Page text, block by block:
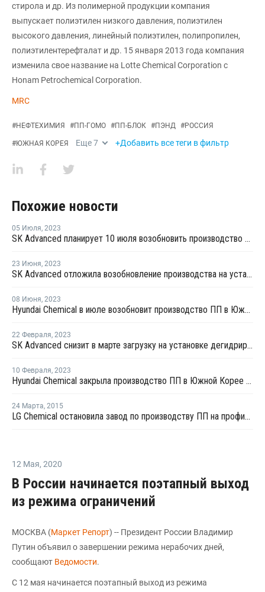
стирола и др. Из полимерной продукции компания
выпускает полиэтилен низкого давления, полиэтилен
высокого давления, линейный полиэтилен, полипропилен,
полиэтилентерефталат и др. 15 января 2013 года компания
изменила свое название на Lotte Chemical Corporation с
Honam Petrochemical Corporation.
MRC
#НЕФТЕХИМИЯ #ПП-ГОМО #ПП-БЛОК #ПЭНД #РОССИЯ
#ЮЖНАЯ КОРЕЯ Еще7 +Добавить все теги в фильтр
Похожие новости
05 Июля, 2023
SK Advanced планирует 10 июля возобновить производство пропилена в Ульсане
23 Июня, 2023
SK Advanced отложила возобновление производства на установке по дегидрированию пропана в Ульсане
08 Июня, 2023
Hyundai Chemical в июле возобновит производство ПП в Южной Корее
22 Февраля, 2023
SK Advanced снизит в марте загрузку на установке дегидрирования пропана в Ульсане
10 Февраля, 2023
Hyundai Chemical закрыла производство ПП в Южной Корее на ремонт
24 Марта, 2015
LG Chemical остановила завод по производству ПП на профилактику
12 Мая, 2020
В России начинается поэтапный выход
из режима ограничений
МОСКВА (Маркет Репорт) -- Президент России Владимир
Путин объявил о завершении режима нерабочих дней,
сообщают Ведомости.
С 12 мая начинается поэтапный выход из режима